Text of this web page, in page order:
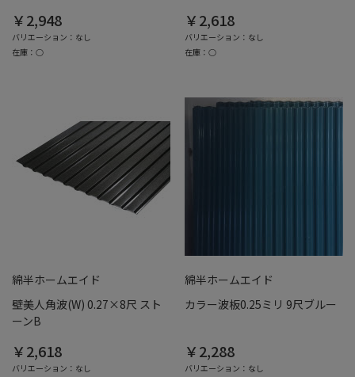
￥2,948
バリエーション：なし
在庫：○
￥2,618
バリエーション：なし
在庫：○
綿半ホームエイド
壁美人角波(W) 0.27×8尺 スト
ーンB
￥2,618
バリエーション：なし
綿半ホームエイド
カラー波板0.25ミリ 9尺ブルー
￥2,288
バリエーション：なし